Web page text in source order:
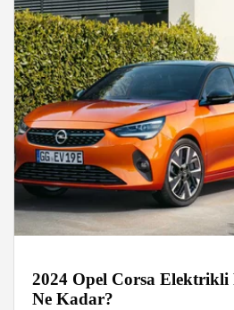
2024 Opel Corsa Elektrikli
Ne Kadar?